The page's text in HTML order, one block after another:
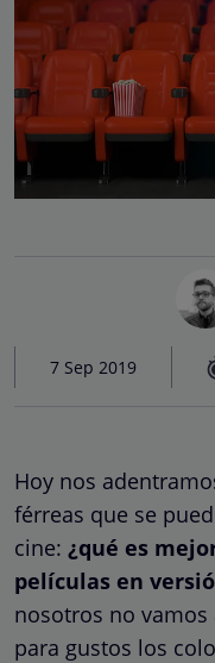
7 Sep 2019
Hoy nos
férreas que se
cine: ¿qué es
películas en
nosotros no vamos
para gustos los